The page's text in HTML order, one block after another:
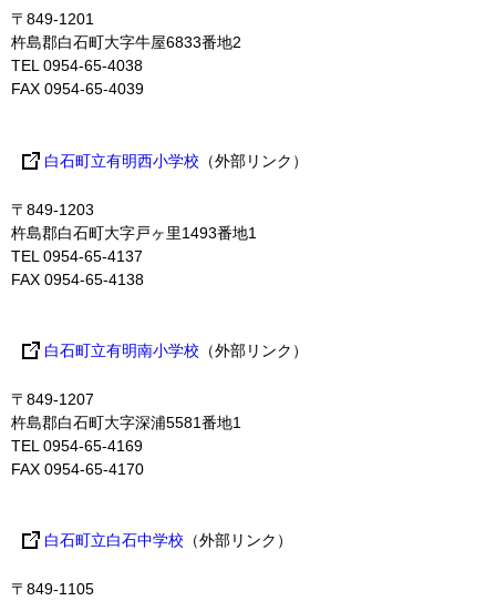
〒849-1201
杵島郡白石町大字牛屋6833番地2
TEL 0954-65-4038
FAX 0954-65-4039
白石町立有明西小学校 （外部リンク）
〒849-1203
杵島郡白石町大字戸ヶ里1493番地1
TEL 0954-65-4137
FAX 0954-65-4138
白石町立有明南小学校 （外部リンク）
〒849-1207
杵島郡白石町大字深浦5581番地1
TEL 0954-65-4169
FAX 0954-65-4170
白石町立白石中学校 （外部リンク）
〒849-1105